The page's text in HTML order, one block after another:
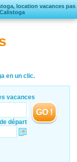
location vacances pas
en un clic.
vacances
départ
GO !